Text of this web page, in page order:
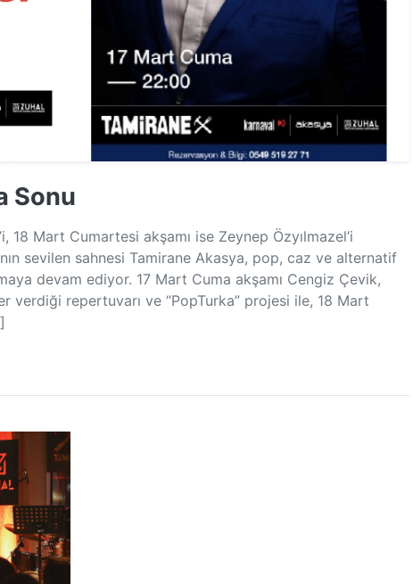
Sonu
18 Mart Cumartesi akşamı ise Zeynep Özyılmazel’i
sevilen sahnesi Tamirane Akasya, pop, caz ve alternatif
devam ediyor. 17 Mart Cuma akşamı Cengiz Çevik,
verdiği repertuvarı ve “PopTurka” projesi ile, 18 Mart